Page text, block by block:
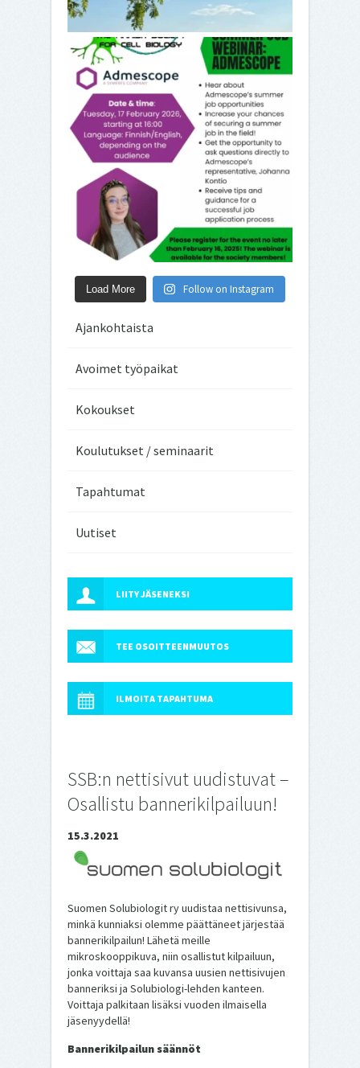
Load More Follow on Instagram
Ajankohtaista
Avoimet työpaikat
Kokoukset
Koulutukset / seminaarit
Tapahtumat
Uutiset
LIITY JÄSENEKSI
TEE OSOITTEENMUUTOS
ILMOITA TAPAHTUMA
SSB:n nettisivut uudistuvat –
Osallistu bannerikilpailuun!
15.3.2021
Suomen Solubiologit ry uudistaa nettisivunsa,
minkä kunniaksi olemme päättäneet järjestää
bannerikilpailun! Lähetä meille
mikroskooppikuva, niin osallistut kilpailuun,
jonka voittaja saa kuvansa uusien nettisivujen
banneriksi ja Solubiologi-lehden kanteen.
Voittaja palkitaan lisäksi vuoden ilmaisella
jäsenyydellä!
Bannerikilpailun säännöt